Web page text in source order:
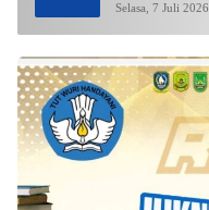
Selasa, 7 Juli 2026